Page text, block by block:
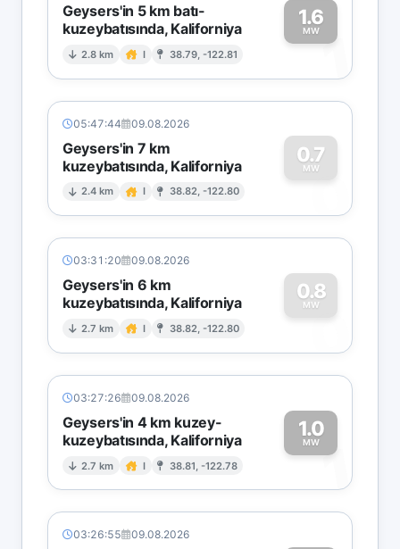
Geysers'in 5 km batı-
kuzeybatısında, Kaliforniya
2.8 km I 38.79, -122.81
1.6
MW1
05:47:44 09.08.2026
Geysers'in 7 km
kuzeybatısında, Kaliforniya
2.4 km I 38.82, -122.80
0.7
MW
0
03:31:20 09.08.2026
Geysers'in 6 km
kuzeybatısında, Kaliforniya
2.7 km I 38.82, -122.80
0.8
MW
0
03:27:26 09.08.2026
Geysers'in 4 km kuzey-
kuzeybatısında, Kaliforniya
2.7 km I 38.81, -122.78
1.0
MW1
03:26:55 09.08.2026